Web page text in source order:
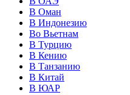
В Оман
В Индонезию
Во Вьетнам
В Турцию
В Кению
В Танзанию
В Китай
В ЮАР